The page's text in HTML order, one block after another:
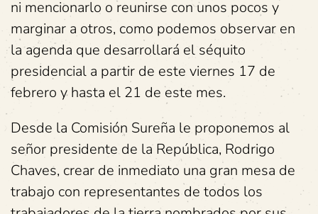
ni mencionarlo o reunirse con unos pocos y
marginar a otros, como podemos observar en
la agenda que desarrollará el séquito
presidencial a partir de este viernes 17 de
febrero y hasta el 21 de este mes.
Desde la Comisión Sureña le proponemos al
señor presidente de la República, Rodrigo
Chaves, crear de inmediato una gran mesa de
trabajo con representantes de todos los